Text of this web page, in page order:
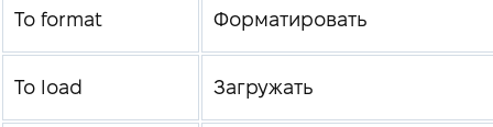
To format Форматировать
To load Загружать